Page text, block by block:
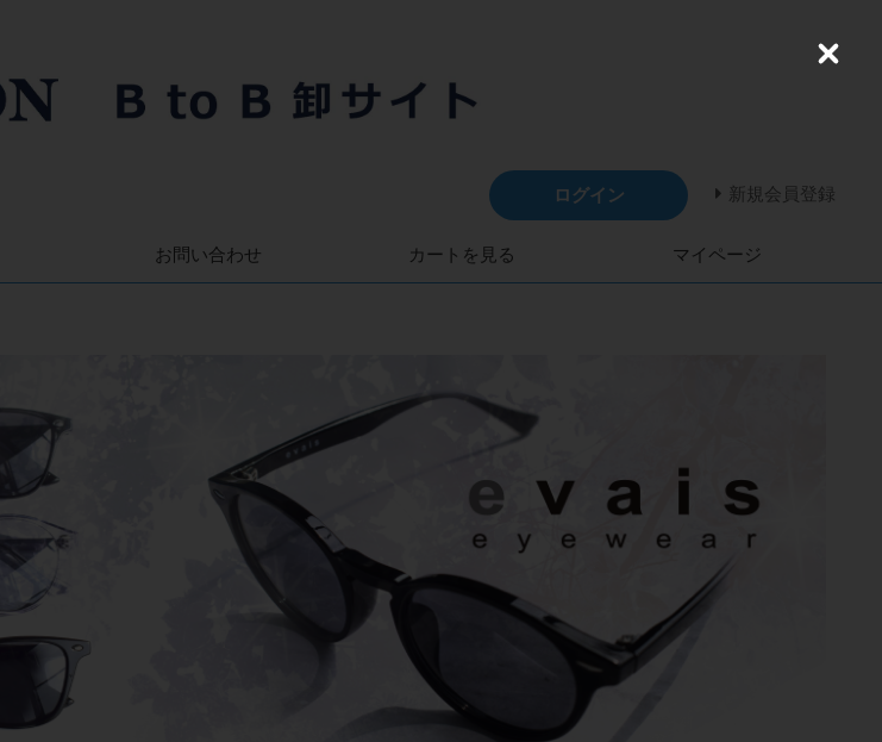
ログイン 新規会員登録
お問い合わせ カートを見る マイページ
C